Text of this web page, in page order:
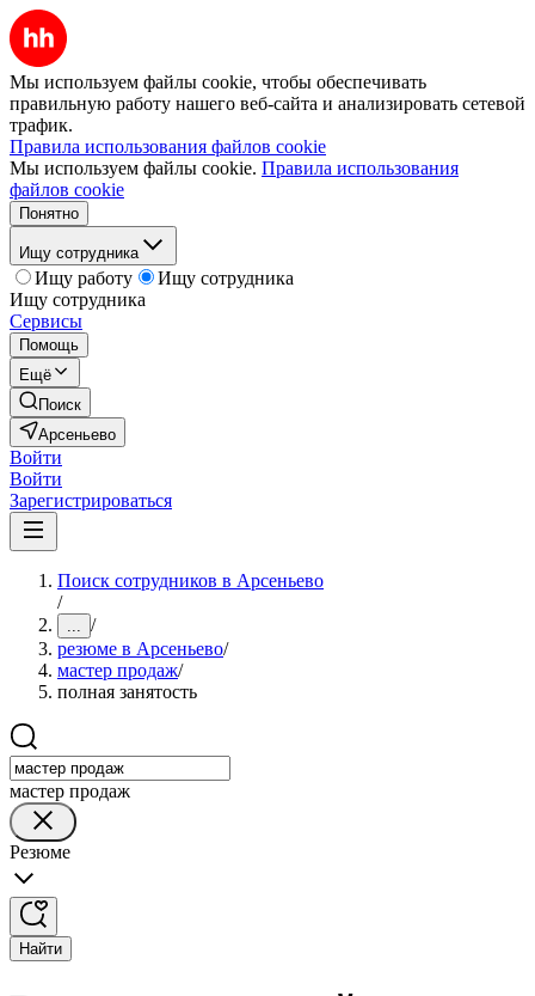
Мы используем файлы cookie, чтобы обеспечивать
правильную работу нашего веб-сайта и анализировать сетевой
трафик.
Правила использования файлов cookie
Мы используем файлы cookie. Правила использования
файлов cookie
Понятно
Ищу сотрудника
Ищу работу
Ищу сотрудника
Ищу сотрудника
Сервисы
Помощь
Ещё
Поиск
Арсеньево
Войти
Войти
Зарегистрироваться
Поиск сотрудников в Арсеньево
/
... /
резюме в Арсеньево/
мастер продаж/
полная занятость
мастер продаж
Резюме
Найти